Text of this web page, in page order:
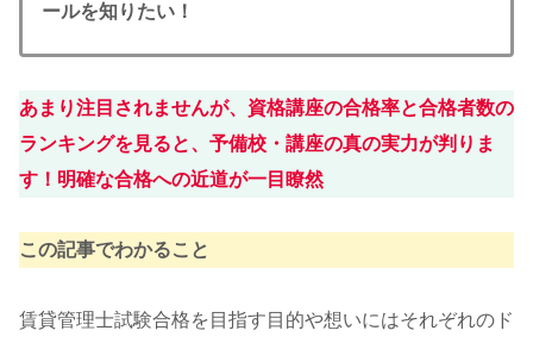
ールを知りたい！
あまり注目されませんが、資格講座の合格率と合格者数の
ランキングを見ると、予備校・講座の真の実力が判りま
す！明確な合格への近道が一目瞭然
この記事でわかること
賃貸管理士試験合格を目指す目的や想いにはそれぞれのド